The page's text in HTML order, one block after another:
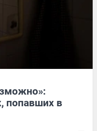
попавших в